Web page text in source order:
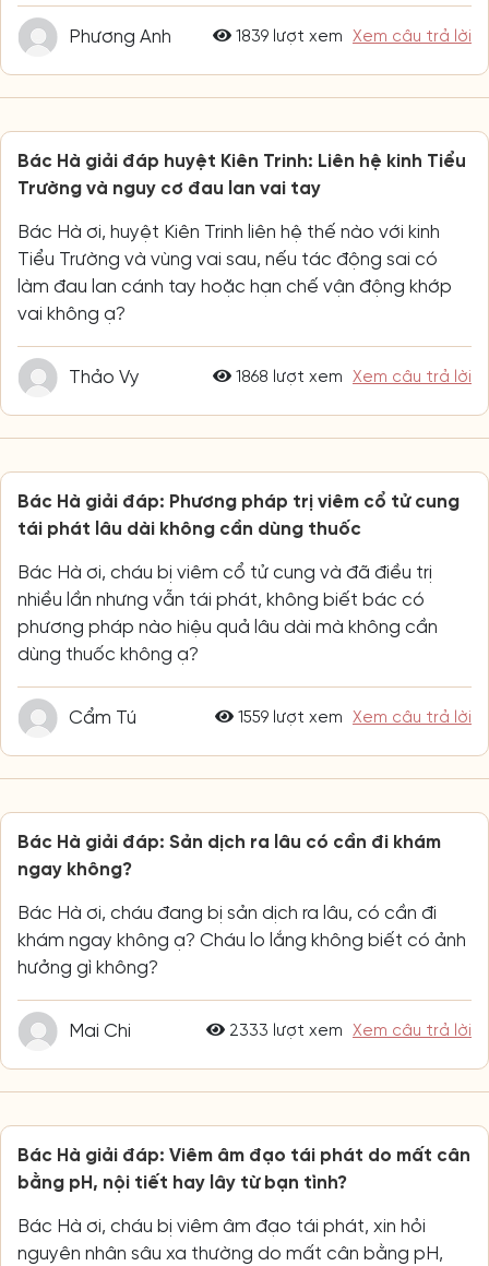
Phương Anh 1839 lượt xem Xem câu trả lời
Bác Hà giải đáp huyệt Kiên Trinh: Liên hệ kinh Tiểu
Trường và nguy cơ đau lan vai tay
Bác Hà ơi, huyệt Kiên Trinh liên hệ thế nào với kinh
Tiểu Trường và vùng vai sau, nếu tác động sai có
làm đau lan cánh tay hoặc hạn chế vận động khớp
vai không ạ?
Thảo Vy 1868 lượt xem Xem câu trả lời
Bác Hà giải đáp: Phương pháp trị viêm cổ tử cung
tái phát lâu dài không cần dùng thuốc
Bác Hà ơi, cháu bị viêm cổ tử cung và đã điều trị
nhiều lần nhưng vẫn tái phát, không biết bác có
phương pháp nào hiệu quả lâu dài mà không cần
dùng thuốc không ạ?
Cẩm Tú 1559 lượt xem Xem câu trả lời
Bác Hà giải đáp: Sản dịch ra lâu có cần đi khám
ngay không?
Bác Hà ơi, cháu đang bị sản dịch ra lâu, có cần đi
khám ngay không ạ? Cháu lo lắng không biết có ảnh
hưởng gì không?
Mai Chi 2333 lượt xem Xem câu trả lời
Bác Hà giải đáp: Viêm âm đạo tái phát do mất cân
bằng pH, nội tiết hay lây từ bạn tình?
Bác Hà ơi, cháu bị viêm âm đạo tái phát, xin hỏi
nguyên nhân sâu xa thường do mất cân bằng pH,